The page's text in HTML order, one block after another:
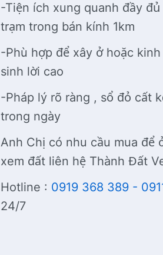
-Tiện ích xung quanh đầy
trạm trong bán kính 1km
-Phù hợp để xây ở hoặc
sinh lời cao
-Pháp lý rõ ràng , sổ đỏ cất
trong ngày
Anh Chị có nhu cầu mua để
xem đất liên hệ Thành Đất
Hotline : 0919 368 389 -
24/7